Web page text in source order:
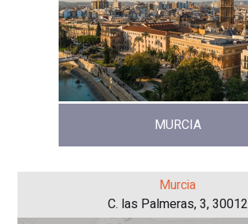
MURCIA
Murcia
C. las Palmeras, 3, 30012